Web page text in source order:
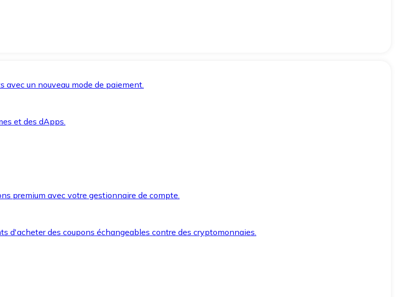
un nouveau mode de paiement.
et des dApps.
premium avec votre gestionnaire de compte.
d'acheter des coupons échangeables contre des cryptomonnaies.